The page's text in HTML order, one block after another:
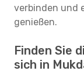
verbinden und
genießen.
Finden Sie
sich in